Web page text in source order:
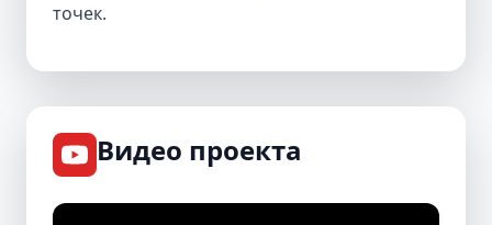
точек.
Видео проекта